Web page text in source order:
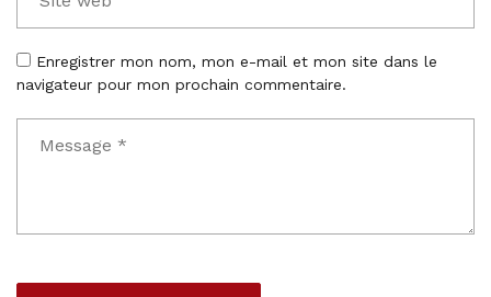
Enregistrer mon nom, mon e-mail et mon site dans le
navigateur pour mon prochain commentaire.